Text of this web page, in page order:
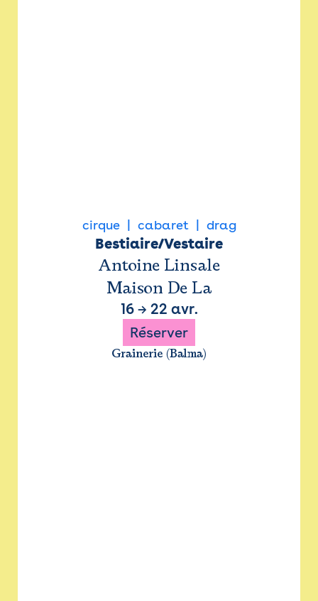
cirque cabaret drag
Bestiaire/Vestaire
Antoine Linsale
Maison De La
16→ 22 avr.
Réserver
Grainerie (Balma)